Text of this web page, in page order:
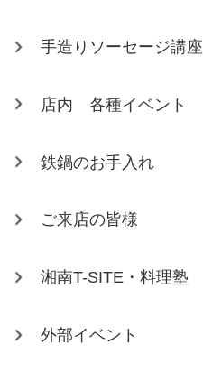
手造りソーセージ講座
店内 各種イベント
鉄鍋のお手入れ
ご来店の皆様
湘南T-SITE・料理塾
外部イベント